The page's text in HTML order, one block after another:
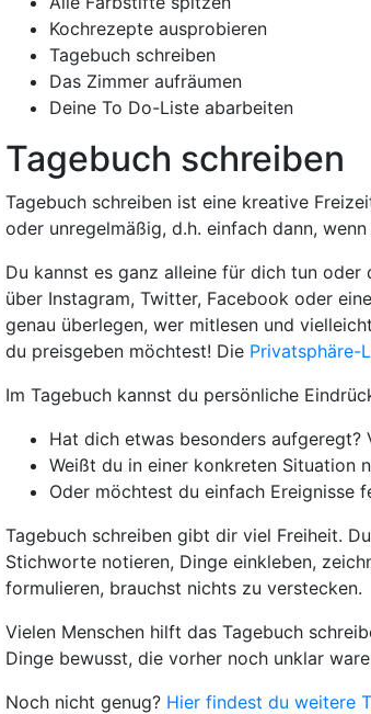
Kochrezepte ausprobieren
Tagebuch schreiben
Das Zimmer aufräumen
Deine To Do-Liste abarbeiten
Tagebuch schreiben
Tagebuch schreiben ist eine kreative
oder unregelmäßig, d.h. einfach dann,
Du kannst es ganz alleine für dich tun oder
über Instagram, Twitter, Facebook oder
genau überlegen, wer mitlesen und
du preisgeben möchtest! Die Privatsphäre-
Im Tagebuch kannst du persönliche
Hat dich etwas besonders aufgeregt?
Weißt du in einer konkreten Situation
Oder möchtest du einfach Ereignisse
Tagebuch schreiben gibt dir viel Freiheit.
Stichworte notieren, Dinge einkleben,
formulieren, brauchst nichts zu verstecken.
Vielen Menschen hilft das Tagebuch
Dinge bewusst, die vorher noch unklar
Noch nicht genug? Hier findest du weitere